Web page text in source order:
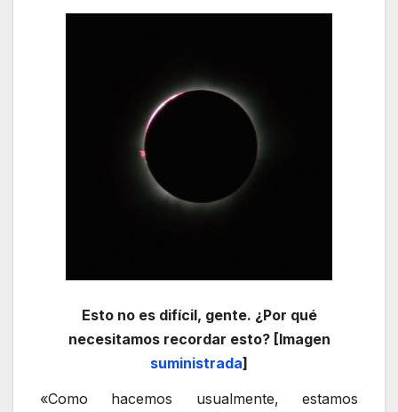
Esto no es difícil, gente. ¿Por qué
necesitamos recordar esto? [Imagen
suministrada]
«Como hacemos usualmente, estamos